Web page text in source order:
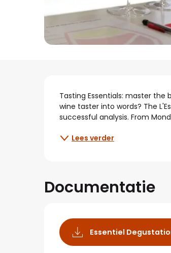
Beschrijving
Tasting Essentials: master the
wine taster into words? The
successful analysis. From
Lees verder
Documentatie
Essentiel